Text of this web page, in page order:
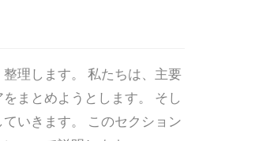
理します。 私たちは、主要
まとめようとします。 そし
いきます。 このセクション